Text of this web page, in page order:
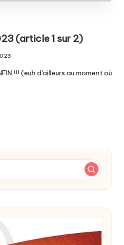
(article 1 sur 2)
!!! (euh d'ailleurs au moment où